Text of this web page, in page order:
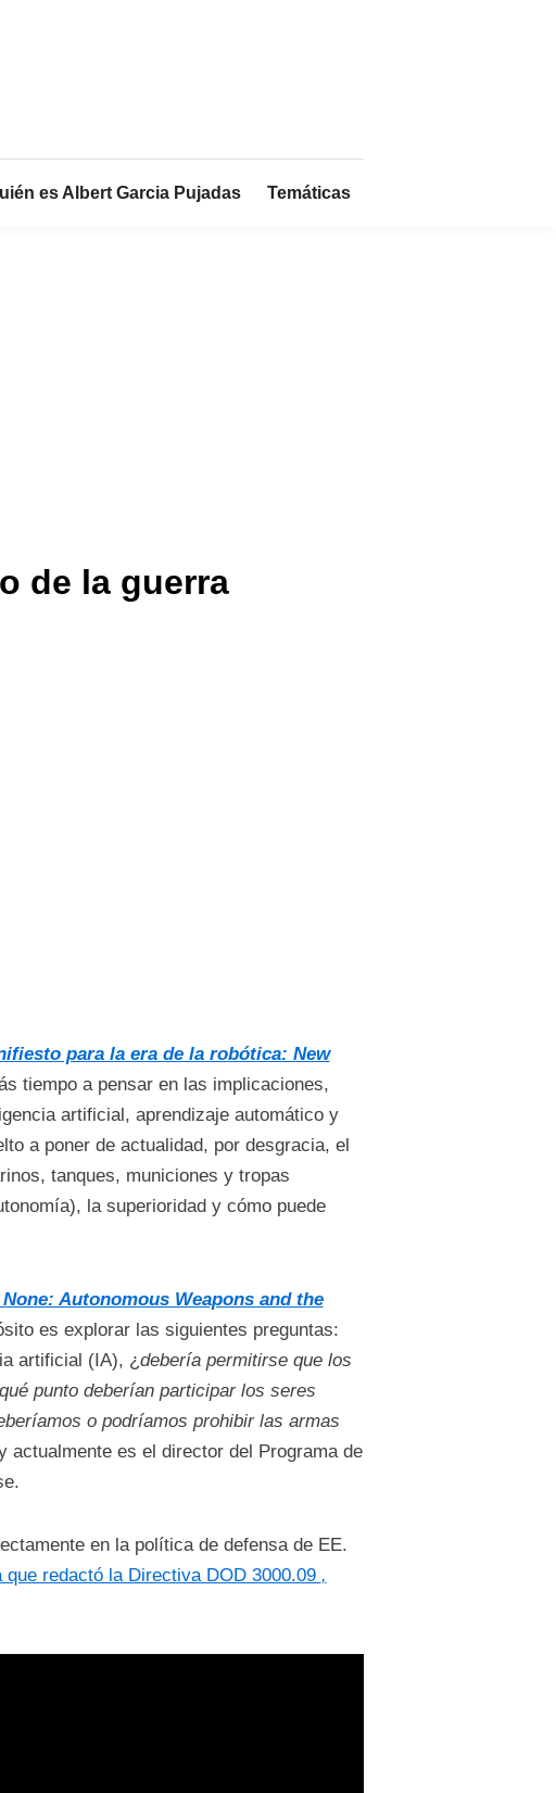
es Albert Garcia Pujadas Temáticas
de la guerra
para la era de la robótica: New
tiempo a pensar en las implicaciones,
artificial, aprendizaje automático y
a poner de actualidad, por desgracia, el
tanques, municiones y tropas
la superioridad y cómo puede
Autonomous Weapons and the
es explorar las siguientes preguntas:
artificial (IA), ¿debería permitirse que los
punto deberían participar los seres
o podríamos prohibir las armas
es el director del Programa de
en la política de defensa de EE.
que redactó la Directiva DOD 3000.09 ,